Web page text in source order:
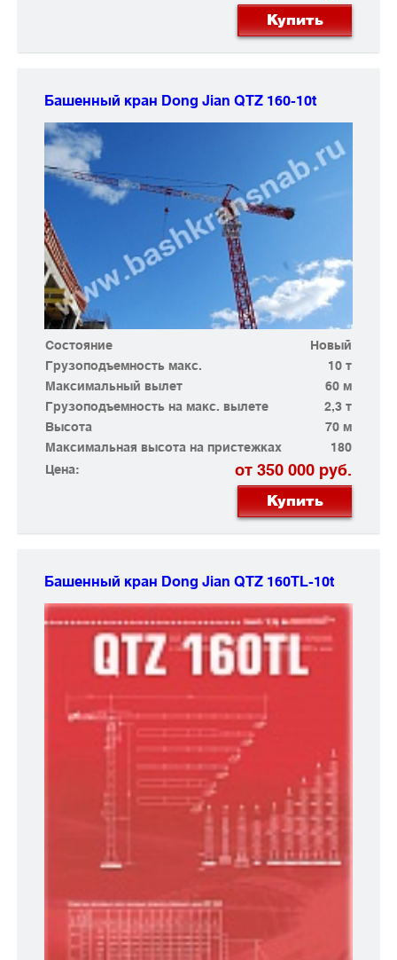
Купить
Башенный кран Dong Jian QTZ 160-10t
Состояние
Новый
Грузоподъемность макс.
10 т
Максимальный вылет
60 м
Грузоподъемность на макс. вылете
2,3 т
Высота
70 м
Максимальная высота на пристежках
180
Цена:
от 350 000 руб.
Купить
Башенный кран Dong Jian QTZ 160TL-10t